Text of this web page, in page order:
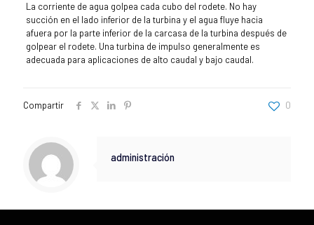
La corriente de agua golpea cada cubo del rodete. No hay
succión en el lado inferior de la turbina y el agua fluye hacia
afuera por la parte inferior de la carcasa de la turbina después de
golpear el rodete. Una turbina de impulso generalmente es
adecuada para aplicaciones de alto caudal y bajo caudal.
Compartir 0
administración